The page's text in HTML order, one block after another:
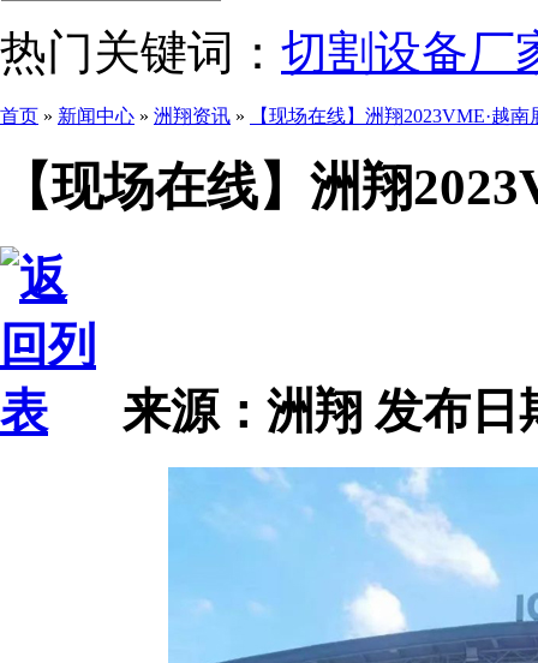
热门关键词： 切割设备厂
首页 » 新闻中心 » 洲翔资讯 » 【现场在线】洲翔2023VME·越南
【现场在线】洲翔
来源：洲翔发布日